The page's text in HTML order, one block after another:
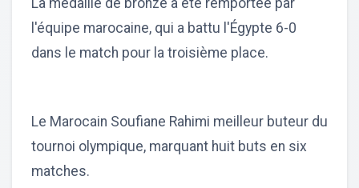
La médaille de bronze a été remportée par
l'équipe marocaine, qui a battu l'Égypte 6-0
dans le match pour la troisième place.
Le Marocain Soufiane Rahimi meilleur buteur du
tournoi olympique, marquant huit buts en six
matches.